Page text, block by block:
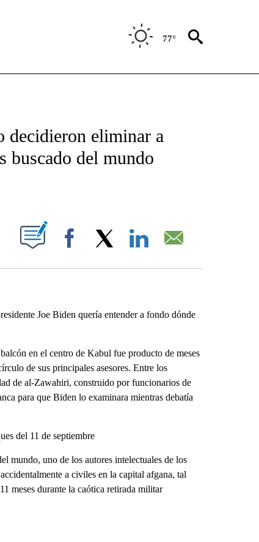
77°
ABOUT NEW PAGES ON "CNN - SPANISH".
decidieron eliminar a
buscado del mundo
NEW PAGES ON "".
Facebook
Joe Biden quería entender a fondo dónde
en el centro de Kabul fue producto de meses
de sus principales asesores. Entre los
de al-Zawahiri, construido por funcionarios de
para que Biden lo examinara mientras debatía
del 11 de septiembre
mundo, uno de los autores intelectuales de los
a civiles en la capital afgana, tal
meses durante la caótica retirada militar